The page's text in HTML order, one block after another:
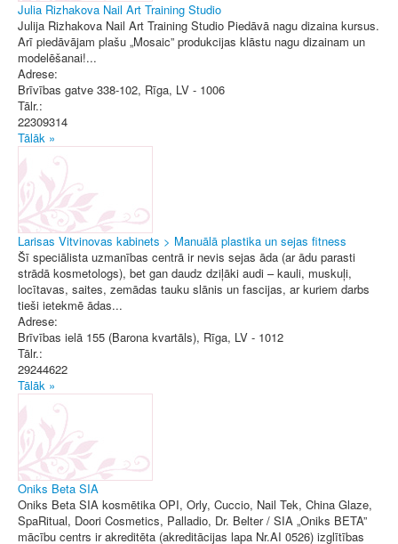
Julia Rizhakova Nail Art Training Studio
Julija Rizhakova Nail Art Training Studio Piedāvā nagu dizaina kursus.
Arī piedāvājam plašu „Mosaic” produkcijas klāstu nagu dizainam un
modelēšanai!...
Adrese:
Brīvības gatve 338-102, Rīga, LV - 1006
Tālr.:
22309314
Tālāk »
Larisas Vitvinovas kabinets > Manuālā plastika un sejas fitness
Šī speciālista uzmanības centrā ir nevis sejas āda (ar ādu parasti
strādā kosmetologs), bet gan daudz dziļāki audi – kauli, muskuļi,
locītavas, saites, zemādas tauku slānis un fascijas, ar kuriem darbs
tieši ietekmē ādas...
Adrese:
Brīvības ielā 155 (Barona kvartāls), Rīga, LV - 1012
Tālr.:
29244622
Tālāk »
Oniks Beta SIA
Oniks Beta SIA kosmētika OPI, Orly, Cuccio, Nail Tek, China Glaze,
SpaRitual, Doori Cosmetics, Palladio, Dr. Belter / SIA „Oniks BETA”
mācību centrs ir akreditēta (akreditācijas lapa Nr.AI 0526) izglītības